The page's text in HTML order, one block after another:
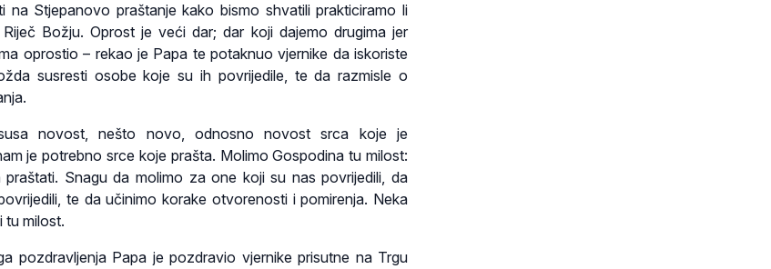
na Stjepanovo praštanje kako bismo shvatili prakticiramo li
Božju. Oprost je veći dar; dar koji dajemo drugima jer
oprostio – rekao je Papa te potaknuo vjernike da iskoriste
susresti osobe koje su ih povrijedile, te da razmisle o
novost, nešto novo, odnosno novost srca koje je
je potrebno srce koje prašta. Molimo Gospodina tu milost:
praštati. Snagu da molimo za one koji su nas povrijedili, da
te da učinimo korake otvorenosti i pomirenja. Neka
tu milost.
pozdravljenja Papa je pozdravio vjernike prisutne na Trgu